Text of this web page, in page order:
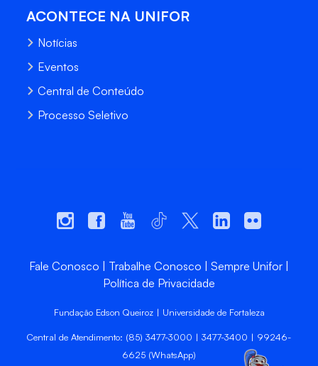
ACONTECE NA UNIFOR
Notícias
Eventos
Central de Conteúdo
Processo Seletivo
Fale Conosco Trabalhe Conosco
Sempre Unifor
Política de Privacidade
Fundação Edson Queiroz | Universidade de Fortaleza
Central de Atendimento: (85) 3477-3000 | 3477-3400 | 99246-
6625 (WhatsApp)